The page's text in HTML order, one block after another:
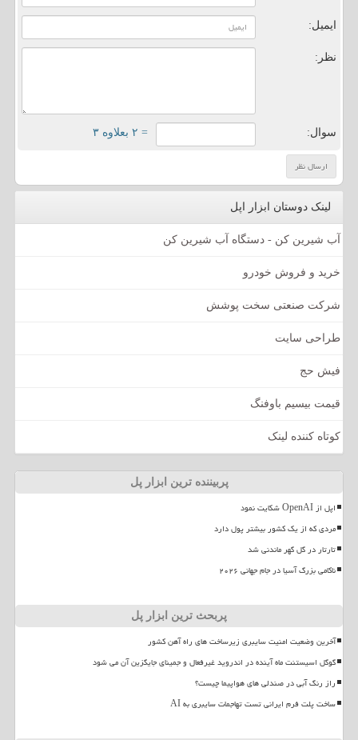
ایمیل:
نظر:
سوال: = ۲ بعلاوه ۳
لینک دوستان ابزار اپل
آب شیرین کن - دستگاه آب شیرین کن
خرید و فروش خودرو
شرکت صنعتی سخت پوشش
طراحی سایت
فیش حج
قیمت بیسیم باوفنگ
کوتاه کننده لینک
پربیننده ترین ابزار پل
اپل از OpenAI شکایت نمود
مردی که از یک کشور بیشتر پول دارد
تارتار در گل گهر ماندنی شد
ناکامی بزرگ آسیا در جام جهانی ۲۰۲۶
پربحث ترین ابزار پل
آخرین وضعیت امنیت سایبری زیرساخت های راه آهن کشور
گوگل اسیستنت ماه آینده در اندروید غیرفعال و جمینای جایگزین آن می شود
راز رنگ آبی در صندلی های هواپیما چیست؟
ساخت پلت فرم ایرانی تست تهاجمات سایبری به AI